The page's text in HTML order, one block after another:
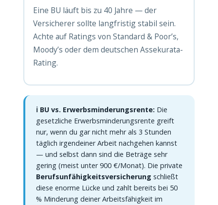
Eine BU läuft bis zu 40 Jahre — der
Versicherer sollte langfristig stabil sein.
Achte auf Ratings von Standard & Poor’s,
Moody’s oder dem deutschen Assekurata-
Rating.
ℹ️ BU vs. Erwerbsminderungsrente: Die
gesetzliche Erwerbsminderungsrente greift
nur, wenn du gar nicht mehr als 3 Stunden
täglich irgendeiner Arbeit nachgehen kannst
— und selbst dann sind die Beträge sehr
gering (meist unter 900 €/Monat). Die private
Berufsunfähigkeitsversicherung schließt
diese enorme Lücke und zahlt bereits bei 50
% Minderung deiner Arbeitsfähigkeit im